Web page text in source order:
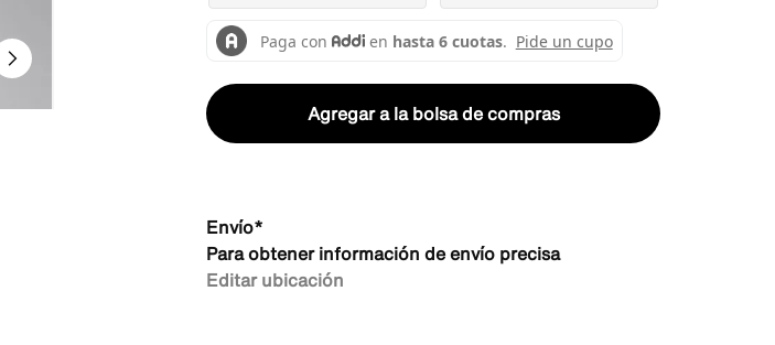
Agregar a la bolsa de compras
Envío*
Para obtener información de envío precisa
Editar ubicación